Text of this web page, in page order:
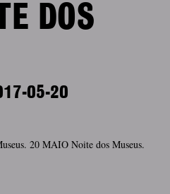
DOS
05-20
20 MAIO Noite dos Museus.